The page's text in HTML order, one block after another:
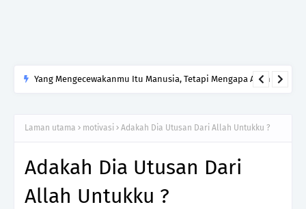
Jadi, jangan ajar orang sedang sedih cara untuk bersedih.
tidak kamu lalui.
Laman utama motivasi Adakah Dia Utusan Dari Allah Untukku ?
Adakah Dia Utusan Dari
Allah Untukku ?